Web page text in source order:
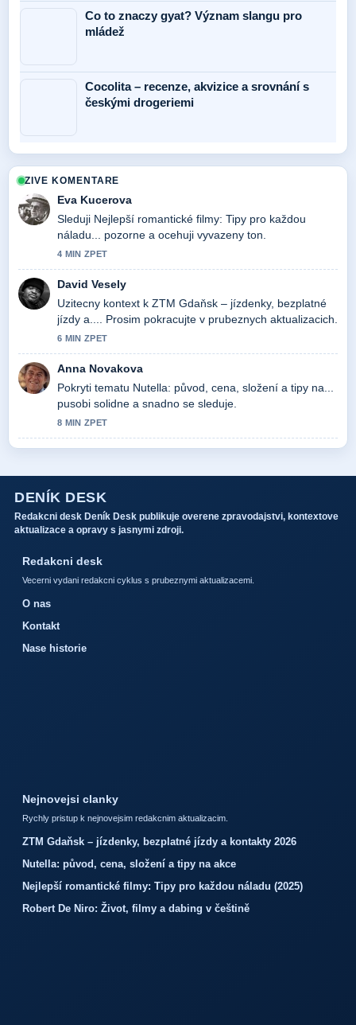
Co to znaczy gyat? Význam slangu pro
mládež
Cocolita – recenze, akvizice a srovnání s
českými drogeriemi
ZIVE KOMENTARE
Eva Kucerova
Sleduji Nejlepší romantické filmy: Tipy pro každou
náladu... pozorne a ocehuji vyvazeny ton.
4 MIN ZPET
David Vesely
Uzitecny kontext k ZTM Gdaňsk – jízdenky, bezplatné
jízdy a.... Prosim pokracujte v prubeznych aktualizacich.
6 MIN ZPET
Anna Novakova
Pokryti tematu Nutella: původ, cena, složení a tipy na...
pusobi solidne a snadno se sleduje.
8 MIN ZPET
DENÍK DESK
Redakcni desk Deník Desk publikuje overene zpravodajstvi, kontextove
aktualizace a opravy s jasnymi zdroji.
Redakcni desk
Vecerni vydani redakcni cyklus s prubeznymi aktualizacemi.
O nas
Kontakt
Nase historie
Nejnovejsi clanky
Rychly pristup k nejnovejsim redakcnim aktualizacim.
ZTM Gdaňsk – jízdenky, bezplatné jízdy a kontakty 2026
Nutella: původ, cena, složení a tipy na akce
Nejlepší romantické filmy: Tipy pro každou náladu (2025)
Robert De Niro: Život, filmy a dabing v češtině